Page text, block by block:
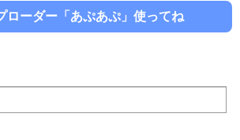
ローダー「あぷあぷ」使ってね